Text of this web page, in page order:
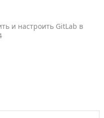
и настроить GitLab в